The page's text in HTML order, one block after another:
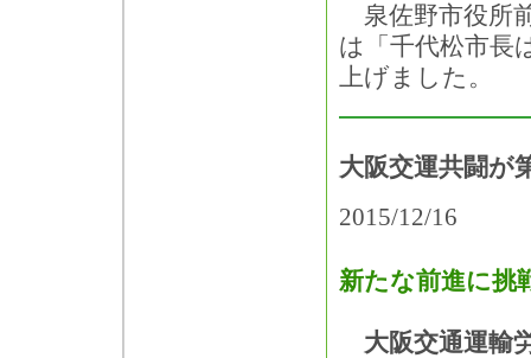
泉佐野市役所
は「千代松市長
上げました。
大阪交運共闘が
2015/12/16
新たな前進に挑
大阪交通運輸